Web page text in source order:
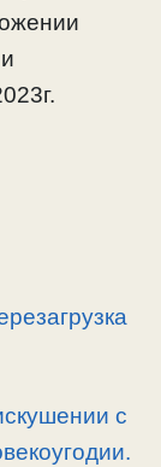
с